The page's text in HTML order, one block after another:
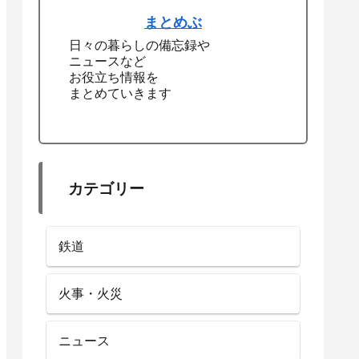
まとめぶ
日々の暮らしの備忘録や
ニュースなど
お役立ち情報を
まとめていきます
カテゴリー
鉄道
火事・火災
ニュース